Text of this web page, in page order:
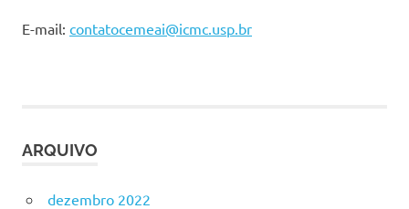
E-mail: contatocemeai@icmc.usp.br
ARQUIVO
dezembro 2022